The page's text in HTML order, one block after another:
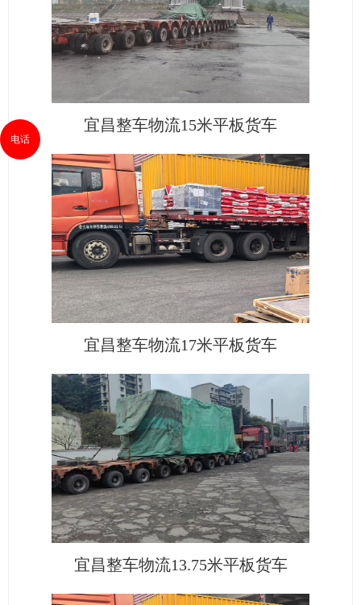
宜昌整车物流15米平板货车
宜昌整车物流17米平板货车
宜昌整车物流13.75米平板货车
电话